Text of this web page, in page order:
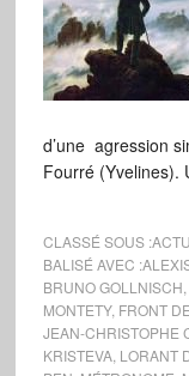
d’une agression
Fourré (Yvelines).
CLASSÉ SOUS :
BALISÉ AVEC :
BRUNO GOLLNISCH
MONTETY, FRONT
JEAN-CHRISTOPHE
KRISTEVA, LORANT